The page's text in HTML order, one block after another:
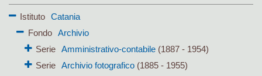
Istituto
Catania
Fondo
Archivio
Serie Amministrativo-contabile(1887 - 1954)
Serie Archivio fotografico(1885 - 1955)